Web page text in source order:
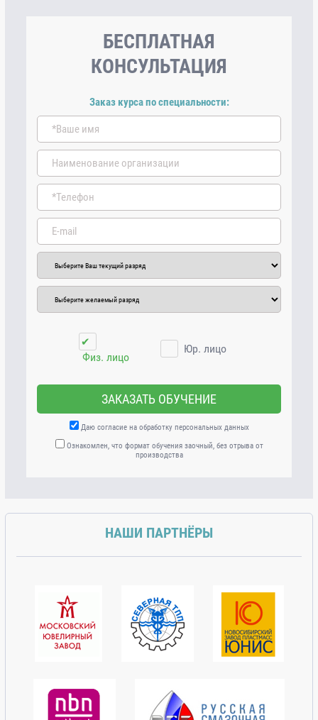
БЕСПЛАТНАЯ
КОНСУЛЬТАЦИЯ
Заказ курса по специальности:
✔
Физ. лицо
Юр. лицо
Даю согласие на обработку персональных данных
Ознакомлен, что формат обучения заочный, без отрыва от
производства
НАШИ ПАРТНЁРЫ